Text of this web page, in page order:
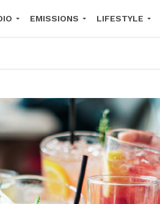
EMISSIONS LIFESTYLE